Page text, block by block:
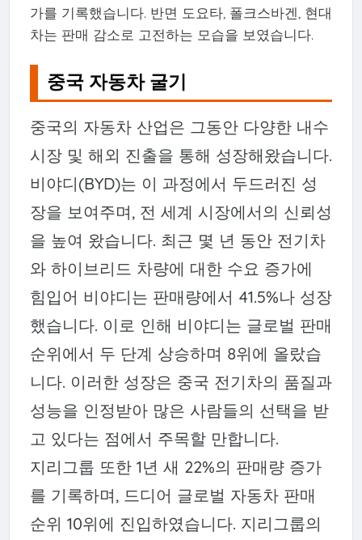
가를 기록했습니다. 반면 도요타, 폴크스바겐, 현대
차는 판매 감소로 고전하는 모습을 보였습니다.
중국 자동차 굴기
중국의 자동차 산업은 그동안 다양한 내수
시장 및 해외 진출을 통해 성장해왔습니다.
비야디(BYD)는 이 과정에서 두드러진 성
장을 보여주며, 전 세계 시장에서의 신뢰성
을 높여 왔습니다. 최근 몇 년 동안 전기차
와 하이브리드 차량에 대한 수요 증가에
힘입어 비야디는 판매량에서 41.5%나 성장
했습니다. 이로 인해 비야디는 글로벌 판매
순위에서 두 단계 상승하며 8위에 올랐습
니다. 이러한 성장은 중국 전기차의 품질과
성능을 인정받아 많은 사람들의 선택을 받
고 있다는 점에서 주목할 만합니다.
지리그룹 또한 1년 새 22%의 판매량 증가
를 기록하며, 드디어 글로벌 자동차 판매
순위 10위에 진입하였습니다. 지리그룹의